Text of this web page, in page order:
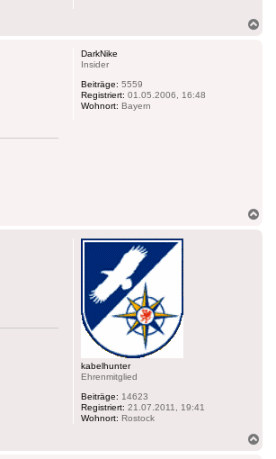
DarkNike
Insider
Beiträge: 5559
Registriert: 01.05.2006, 16:48
Wohnort: Bayern
kabelhunter
Ehrenmitglied
Beiträge: 14623
Registriert: 21.07.2011, 19:41
Wohnort: Rostock